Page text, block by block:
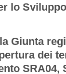
lo
Giunta
dei
SRA04,